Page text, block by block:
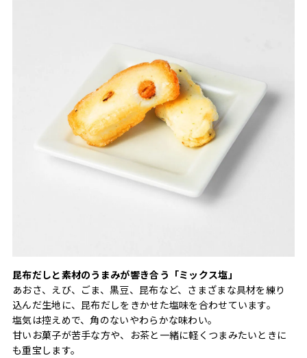
昆布だしと素材のうまみが響き合う「ミックス塩」
あおさ、えび、ごま、黒豆、昆布など、さまざまな具材を練り
込んだ生地に、昆布だしをきかせた塩味を合わせています。
塩気は控えめで、角のないやわらかな味わい。
甘いお菓子が苦手な方や、お茶と一緒に軽くつまみたいときに
も重宝します。